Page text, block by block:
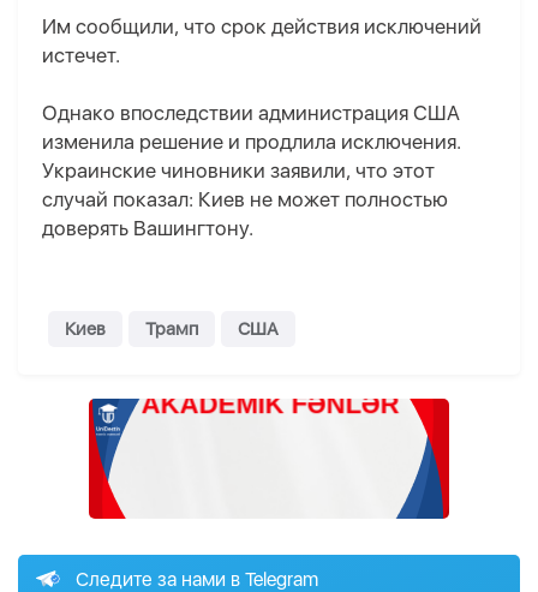
Им сообщили, что срок действия исключений
истечет.
Однако впоследствии администрация США
изменила решение и продлила исключения.
Украинские чиновники заявили, что этот
случай показал: Киев не может полностью
доверять Вашингтону.
Киев Трамп США
Следите за нами в Telegram